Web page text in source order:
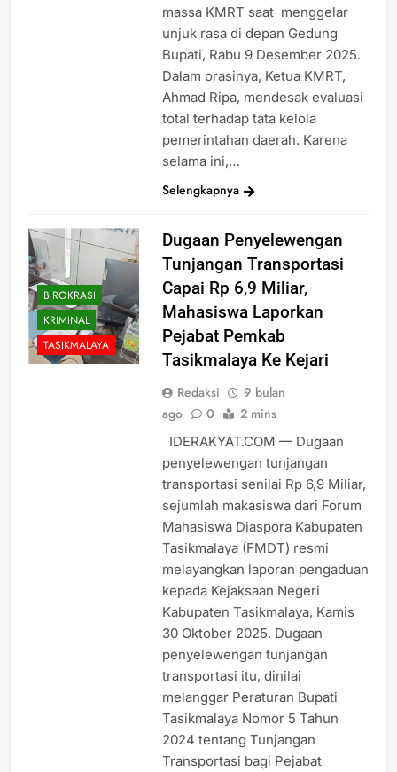
massa KMRT saat menggelar
unjuk rasa di depan Gedung
Bupati, Rabu 9 Desember 2025.
Dalam orasinya, Ketua KMRT,
Ahmad Ripa, mendesak evaluasi
total terhadap tata kelola
pemerintahan daerah. Karena
selama ini,…
Selengkapnya
BIROKRASI
KRIMINAL
TASIKMALAYA
Dugaan Penyelewengan
Tunjangan Transportasi
Capai Rp 6,9 Miliar,
Mahasiswa Laporkan
Pejabat Pemkab
Tasikmalaya Ke Kejari
Redaksi
9 bulan
ago
0 2 mins
IDERAKYAT.COM — Dugaan
penyelewengan tunjangan
transportasi senilai Rp 6,9 Miliar,
sejumlah makasiswa dari Forum
Mahasiswa Diaspora Kabupaten
Tasikmalaya (FMDT) resmi
melayangkan laporan pengaduan
kepada Kejaksaan Negeri
Kabupaten Tasikmalaya, Kamis
30 Oktober 2025. Dugaan
penyelewengan tunjangan
transportasi itu, dinilai
melanggar Peraturan Bupati
Tasikmalaya Nomor 5 Tahun
2024 tentang Tunjangan
Transportasi bagi Pejabat